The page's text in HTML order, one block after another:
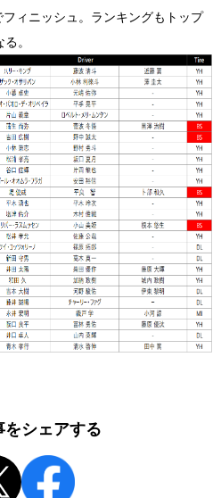
ィニッシュ。ランキングもトップ
。
をシェアする